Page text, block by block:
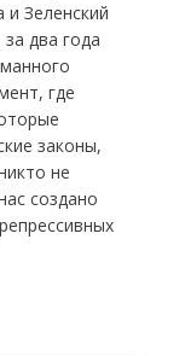
и Зеленский
два года
где
законы,
не
создано